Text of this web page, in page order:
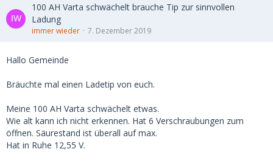
100 AH Varta schwächelt brauche Tip zur sinnvollen
Ladung
immer wieder 7. Dezember 2019
Hallo Gemeinde
Bräuchte mal einen Ladetip von euch.
Meine 100 AH Varta schwächelt etwas.
Wie alt kann ich nicht erkennen. Hat 6 Verschraubungen zum
öffnen. Säurestand ist überall auf max.
Hat in Ruhe 12,55 V.